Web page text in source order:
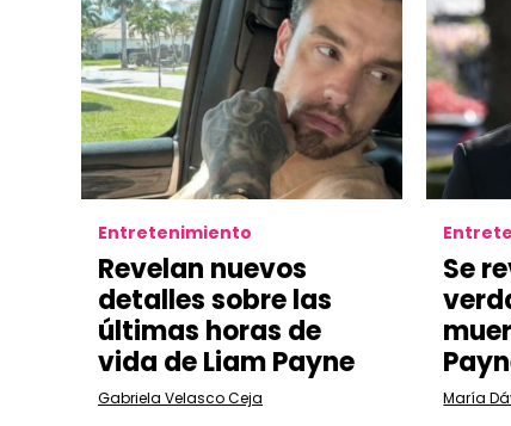
Entretenimiento
Revelan nuevos
detalles sobre las
últimas horas de
vida de Liam Payne
Gabriela Velasco Ceja
Se
María